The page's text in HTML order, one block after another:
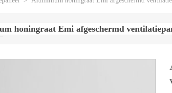
honingraat Emi afgeschermd